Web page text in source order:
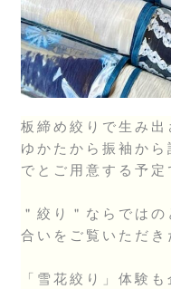
板締め絞りで生み
ゆかたから振袖か
でとご用意する予定
＂絞り＂ならでは
合いをご覧いただき
「雪花絞り」体験